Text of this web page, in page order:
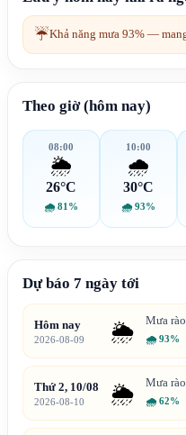
☔Khả năng mưa 93% —
Theo giờ (hôm nay)
08:00
🌦️
26°C
🌧 81%
10:00
🌧️
30°C
🌧 93%
Dự báo 7 ngày tới
Hôm nay
2026-08-09 🌦️ Mưa
🌧 93%
Thứ 2, 10/08
2026-08-10 🌦️ Mưa rào
🌧 62%